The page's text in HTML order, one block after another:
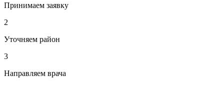
Принимаем заявку
2
Уточняем район
3
Направляем врача